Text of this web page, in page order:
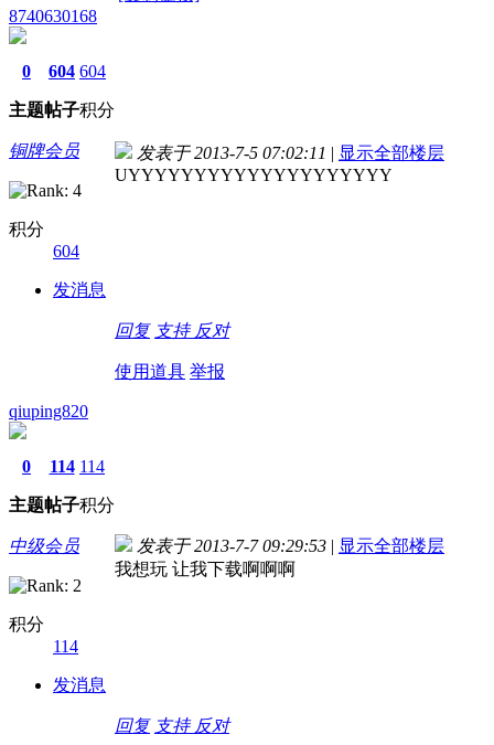
8740630168
0
主题
604
帖子
604
积分
铜牌会员
积分
604
发消息
发表于 2013-7-5 07:02:11 | 显示全部楼层
UYYYYYYYYYYYYYYYYYYYY
回复 支持 反对
使用道具 举报
qiuping820
0
主题
114
帖子
114
积分
中级会员
积分
114
发消息
发表于 2013-7-7 09:29:53 | 显示全部楼层
我想玩 让我下载啊啊啊
回复 支持 反对